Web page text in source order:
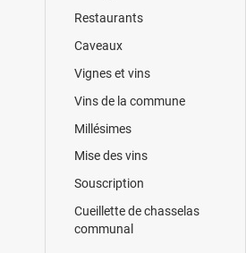
Restaurants
Caveaux
Vignes et vins
Vins de la commune
Millésimes
Mise des vins
Souscription
Cueillette de chasselas
communal